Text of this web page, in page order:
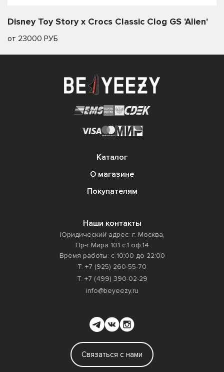
Disney Toy Story x Crocs Classic Clog GS 'Alien'
от 23000 РУБ
Каталог
О магазине
Покупателям
Наши контакты
Юридический адрес: г. Москва,
Пр-т Мира 101 с.1 оф.14
Время работы: с 10:00 до 22:00
Т. +7 (925) 260-55-70
Т. +7 (499) 390-02-29
info@beyeezy.ru
Связаться с нами